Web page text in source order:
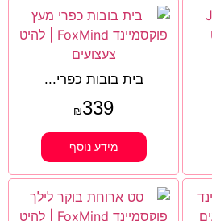
בית בובות כפרי...
₪339
מידע נוסף